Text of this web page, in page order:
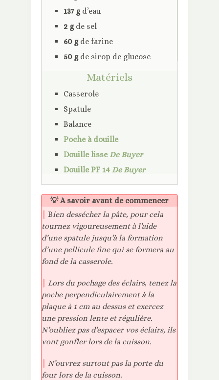
137 gd’eau
2 gde sel
60 gde farine
50 gde sirop de glucose
Matériels
Casserole
Spatule
Balance
Poche à douille
Douille lisse De Buyer
Douille PF 14 De Buyer
💡 A savoir avant de commencer
Bien dessécher la pâte, pour cela
tournez vigoureusement à l’aide
d’une spatule jusqu’à la formation
d’une pellicule fine qui se formera au
fond de la casserole.
Lors du pochage des éclairs, tenez la
poche perpendiculairement à la
plaque à 1 cm au dessus et exercez
une pression lente et régulière.
N’oubliez pas d’espacer vos éclairs, ils
vont gonfler lors de la cuisson.
N’ouvrez surtout pas la porte du
four lors de la cuisson.